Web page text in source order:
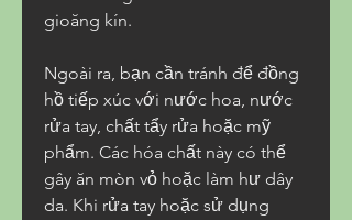
gioăng kín.
Ngoài ra, bạn cần tránh để đồng
hồ tiếp xúc với nước hoa, nước
rửa tay, chất tẩy rửa hoặc mỹ
phẩm. Các hóa chất này có thể
gây ăn mòn vỏ hoặc làm hư dây
da. Khi rửa tay hoặc sử dụng